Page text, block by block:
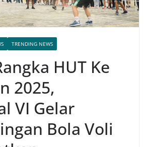
TRENDING NEWS
HUT Ke
2025,
VI Gelar
Bola Voli